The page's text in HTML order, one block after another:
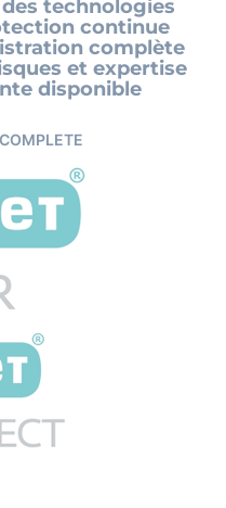
des technologies
continue
complète
et expertise
disponible